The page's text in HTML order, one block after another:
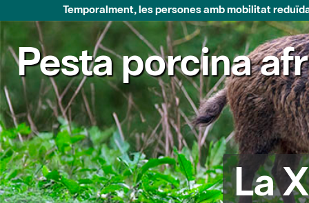
Temporalment, les persones amb mobilitat
Pesta porcina
La